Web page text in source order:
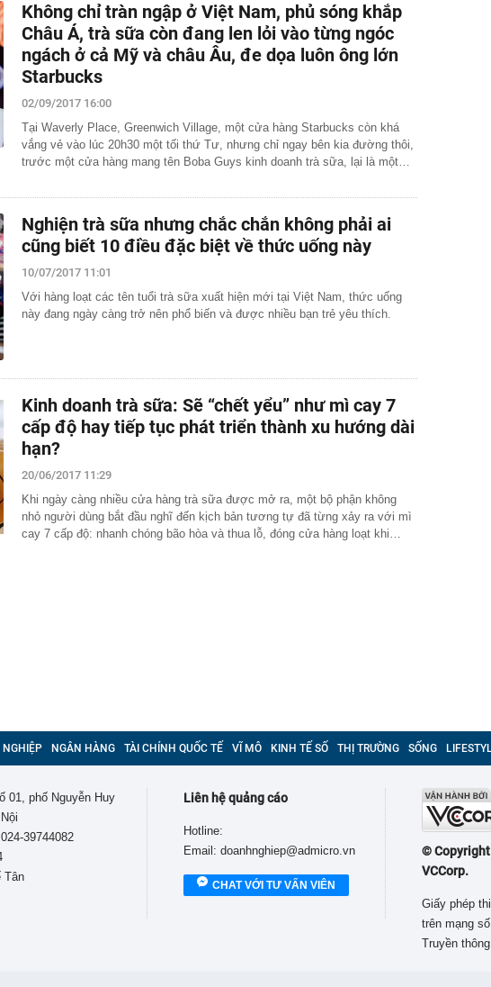
Không chỉ tràn ngập ở Việt Nam, phủ sóng khắp
Châu Á, trà sữa còn đang len lỏi vào từng ngóc
ngách ở cả Mỹ và châu Âu, đe dọa luôn ông lớn
Starbucks
02/09/2017 16:00
Tại Waverly Place, Greenwich Village, một cửa hàng Starbucks còn khá
vắng vẻ vào lúc 20h30 một tối thứ Tư, nhưng chỉ ngay bên kia đường thôi,
trước một cửa hàng mang tên Boba Guys kinh doanh trà sữa, lại là một…
Nghiện trà sữa nhưng chắc chắn không phải ai
cũng biết 10 điều đặc biệt về thức uống này
10/07/2017 11:01
Với hàng loạt các tên tuổi trà sữa xuất hiện mới tại Việt Nam, thức uống
này đang ngày càng trở nên phổ biến và được nhiều bạn trẻ yêu thích.
Kinh doanh trà sữa: Sẽ “chết yểu” như mì cay 7
cấp độ hay tiếp tục phát triển thành xu hướng dài
hạn?
20/06/2017 11:29
Khi ngày càng nhiều cửa hàng trà sữa được mở ra, một bộ phận không
nhỏ người dùng bắt đầu nghĩ đến kịch bản tương tự đã từng xảy ra với mì
cay 7 cấp độ: nhanh chóng bão hòa và thua lỗ, đóng cửa hàng loạt khi…
NGÂN HÀNG TÀI CHÍNH QUỐC TẾ VĨ MÔ KINH TẾ SỐ THỊ TRƯỜNG SỐNG
01, phố Nguyễn Huy
39744082
Tân
Liên hệ quảng cáo
Hotline:
Email: doanhnghiep@admicro.vn
CHAT VỚI TƯ VẤN VIÊN
© Copyright
VCCorp.
Giấy phép
trên mạng
Truyền